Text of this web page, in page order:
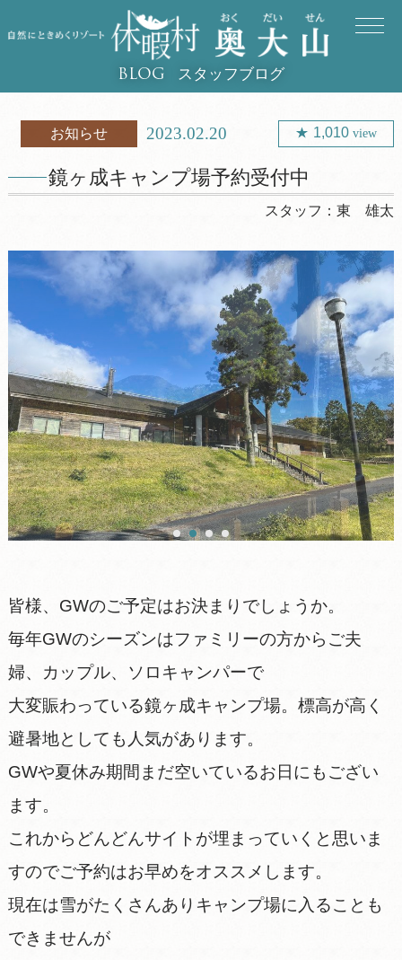
BLOG スタッフブログ
お知らせ 2023.02.20 1,010view
鏡ヶ成キャンプ場予約受付中
スタッフ：東 雄太
皆様、GWのご予定はお決まりでしょうか。
毎年GWのシーズンはファミリーの方からご夫
婦、カップル、ソロキャンパーで
大変賑わっている鏡ヶ成キャンプ場。標高が高く
避暑地としても人気があります。
GWや夏休み期間まだ空いているお日にもござい
ます。
これからどんどんサイトが埋まっていくと思いま
すのでご予約はお早めをオススメします。
現在は雪がたくさんありキャンプ場に入ることも
できませんが